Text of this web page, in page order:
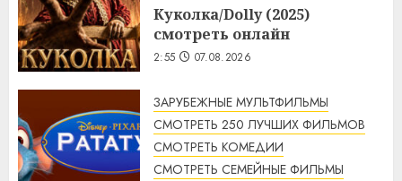
Куколка/Dolly (2025)
смотреть онлайн
2:55 07.08.2026
ЗАРУБЕЖНЫЕ МУЛЬТФИЛЬМЫ
СМОТРЕТЬ 250 ЛУЧШИХ ФИЛЬМОВ
СМОТРЕТЬ КОМЕДИИ
СМОТРЕТЬ СЕМЕЙНЫЕ ФИЛЬМЫ